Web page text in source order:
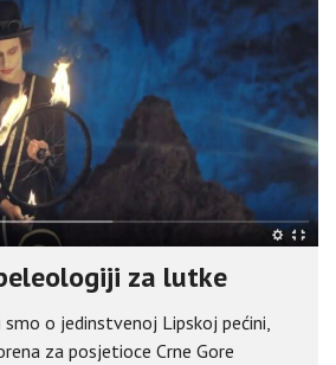
za lutke
o jedinstvenoj Lipskoj pećini,
za posjetioce Crne Gore